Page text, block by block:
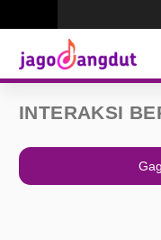
INTERAKSI